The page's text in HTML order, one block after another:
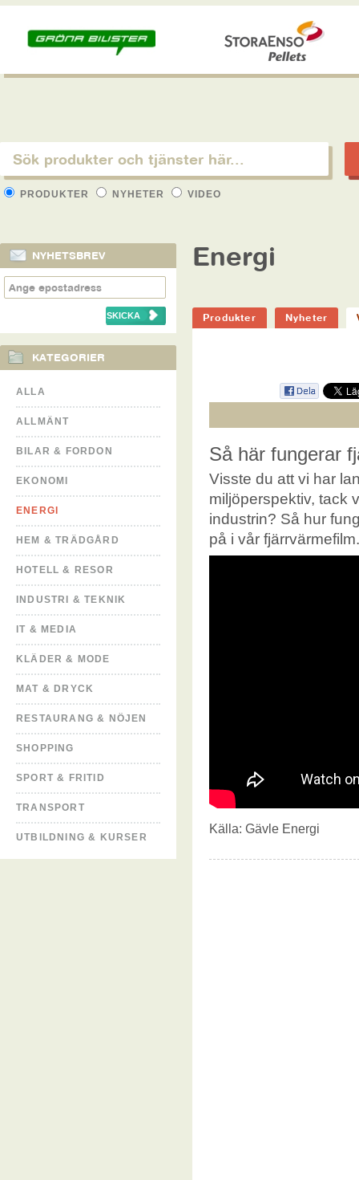
PRODUKTER NYHETER VIDEO
NYHETSBREV
KATEGORIER
ALLA
ALLMÄNT
BILAR & FORDON
EKONOMI
ENERGI
HEM & TRÄDGÅRD
HOTELL & RESOR
INDUSTRI & TEKNIK
IT & MEDIA
KLÄDER & MODE
MAT & DRYCK
RESTAURANG & NÖJEN
SHOPPING
SPORT & FRITID
TRANSPORT
UTBILDNING & KURSER
Energi
Produkter Nyheter
Så här fungerar
Visste du att vi har
miljöperspektiv, tack
industrin? Så hur
på i vår
Källa: Gävle Energi